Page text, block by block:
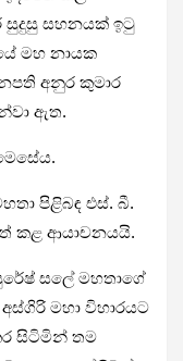
සුදුසු සහනයක් ඉටු
මහ නායක
අනුර කුමාර
ඇත.
පිළිබඳ එස්. බී.
කළ ආයාචනයයි.
සලේ මහතාගේ
මහා විහාරයට
සිටිමින් තම